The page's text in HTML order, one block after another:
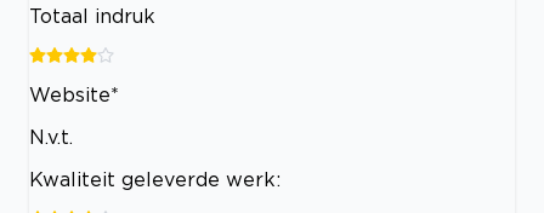
Totaal indruk
Website*
N.v.t.
Kwaliteit geleverde werk: